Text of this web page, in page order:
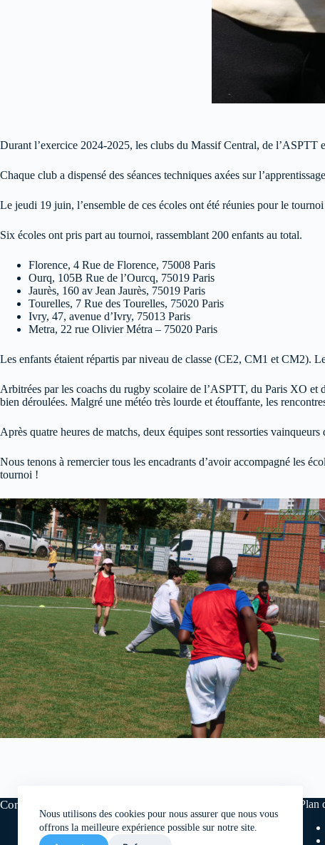
Nous utilisons des cookies pour nous assurer que nous vous
offrons la meilleure expérience possible sur notre site.
Durant l’exercice 2024-2025, les clubs du Massif Central, de l’ASPTT
Chaque club a dispensé des séances techniques axées sur
Le jeudi 19 juin, l’ensemble de ces écoles ont été réunies pour le
Six écoles ont pris part au tournoi, rassemblant 200 enfants au total.
Florence, 4 Rue de Florence, 75008 Paris
Ourq, 105B Rue de l’Ourcq, 75019 Paris
Jaurès, 160 av Jean Jaurès, 75019 Paris
Tourelles, 7 Rue des Tourelles, 75020 Paris
Ivry, 47, avenue d’Ivry, 75013 Paris
Metra, 22 rue Olivier Métra – 75020 Paris
Les enfants étaient répartis par niveau de classe (CE2, CM1 et CM2).
Arbitrées par les coachs du rugby scolaire de l’ASPTT, du Paris XO
bien déroulées. Malgré une météo très lourde et étouffante, les
Après quatre heures de matchs, deux équipes sont ressorties
Nous tenons à remercier tous les encadrants d’avoir accompagné les
tournoi !
Comité départemental de rugby de Paris
Plan